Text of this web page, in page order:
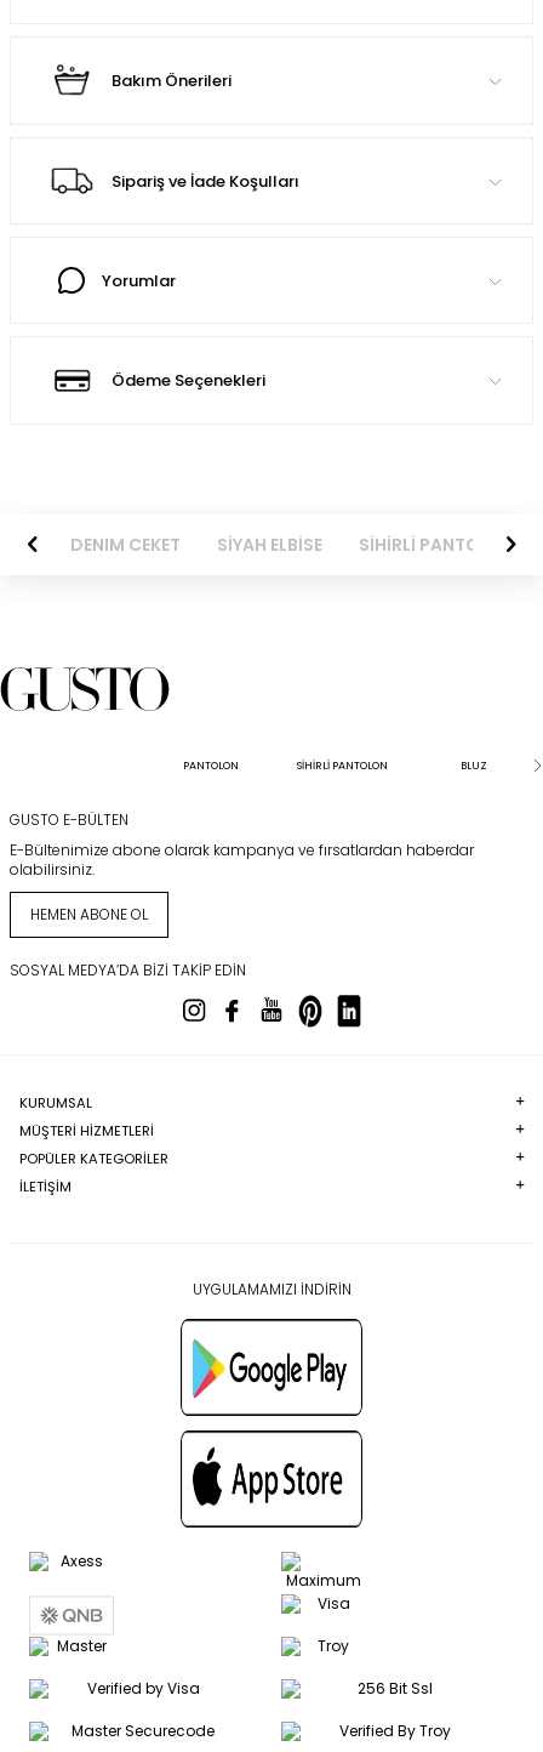
Bakım Önerileri
Sipariş ve İade Koşulları
Yorumlar
Ödeme Seçenekleri
DENIM CEKET SİYAH ELBİSE SİHİRLİ PANTOLON
PANTOLON SİHİRLİ PANTOLON BLUZ
GUSTO E-BÜLTEN
E-Bültenimize abone olarak kampanya ve fırsatlardan haberdar
olabilirsiniz.
HEMEN ABONE OL
SOSYAL MEDYA’DA BIZI TAKIP EDIN
KURUMSAL
MÜŞTERI HIZMETLERI
POPÜLER KATEGORILER
İLETİŞİM
UYGULAMAMIZI İNDİRİN